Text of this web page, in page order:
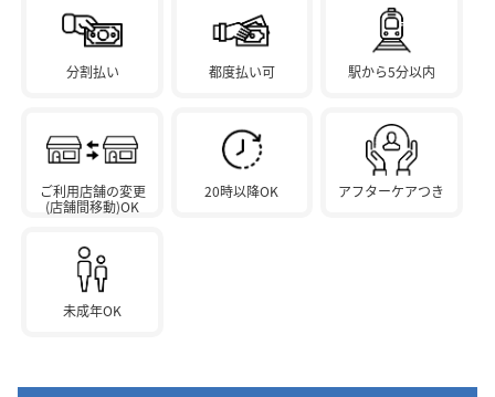
分割払い 都度払い可 駅から5分以内
ご利用店舗の変更
(店舗間移動)OK
20時以降OK アフターケアつき
未成年OK